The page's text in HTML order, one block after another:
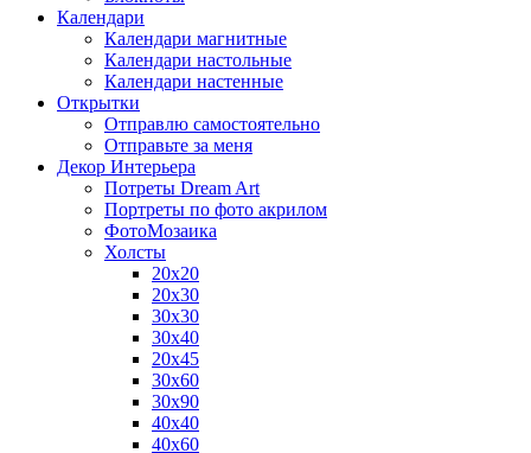
Календари
Календари магнитные
Календари настольные
Календари настенные
Открытки
Отправлю самостоятельно
Отправьте за меня
Декор Интерьера
Потреты Dream Art
Портреты по фото акрилом
ФотоМозаика
Холсты
20х20
20х30
30х30
30х40
20х45
30х60
30х90
40х40
40х60